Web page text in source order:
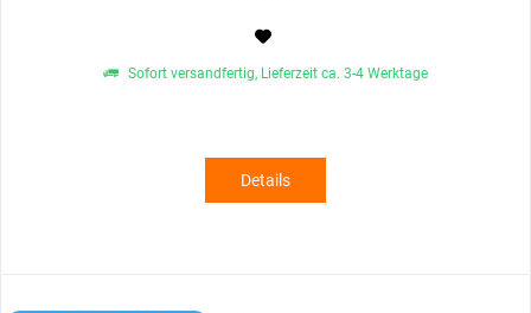
Sofort versandfertig, Lieferzeit ca. 3-4 Werktage
Details